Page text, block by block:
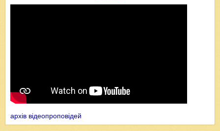
архів відеопроповідей